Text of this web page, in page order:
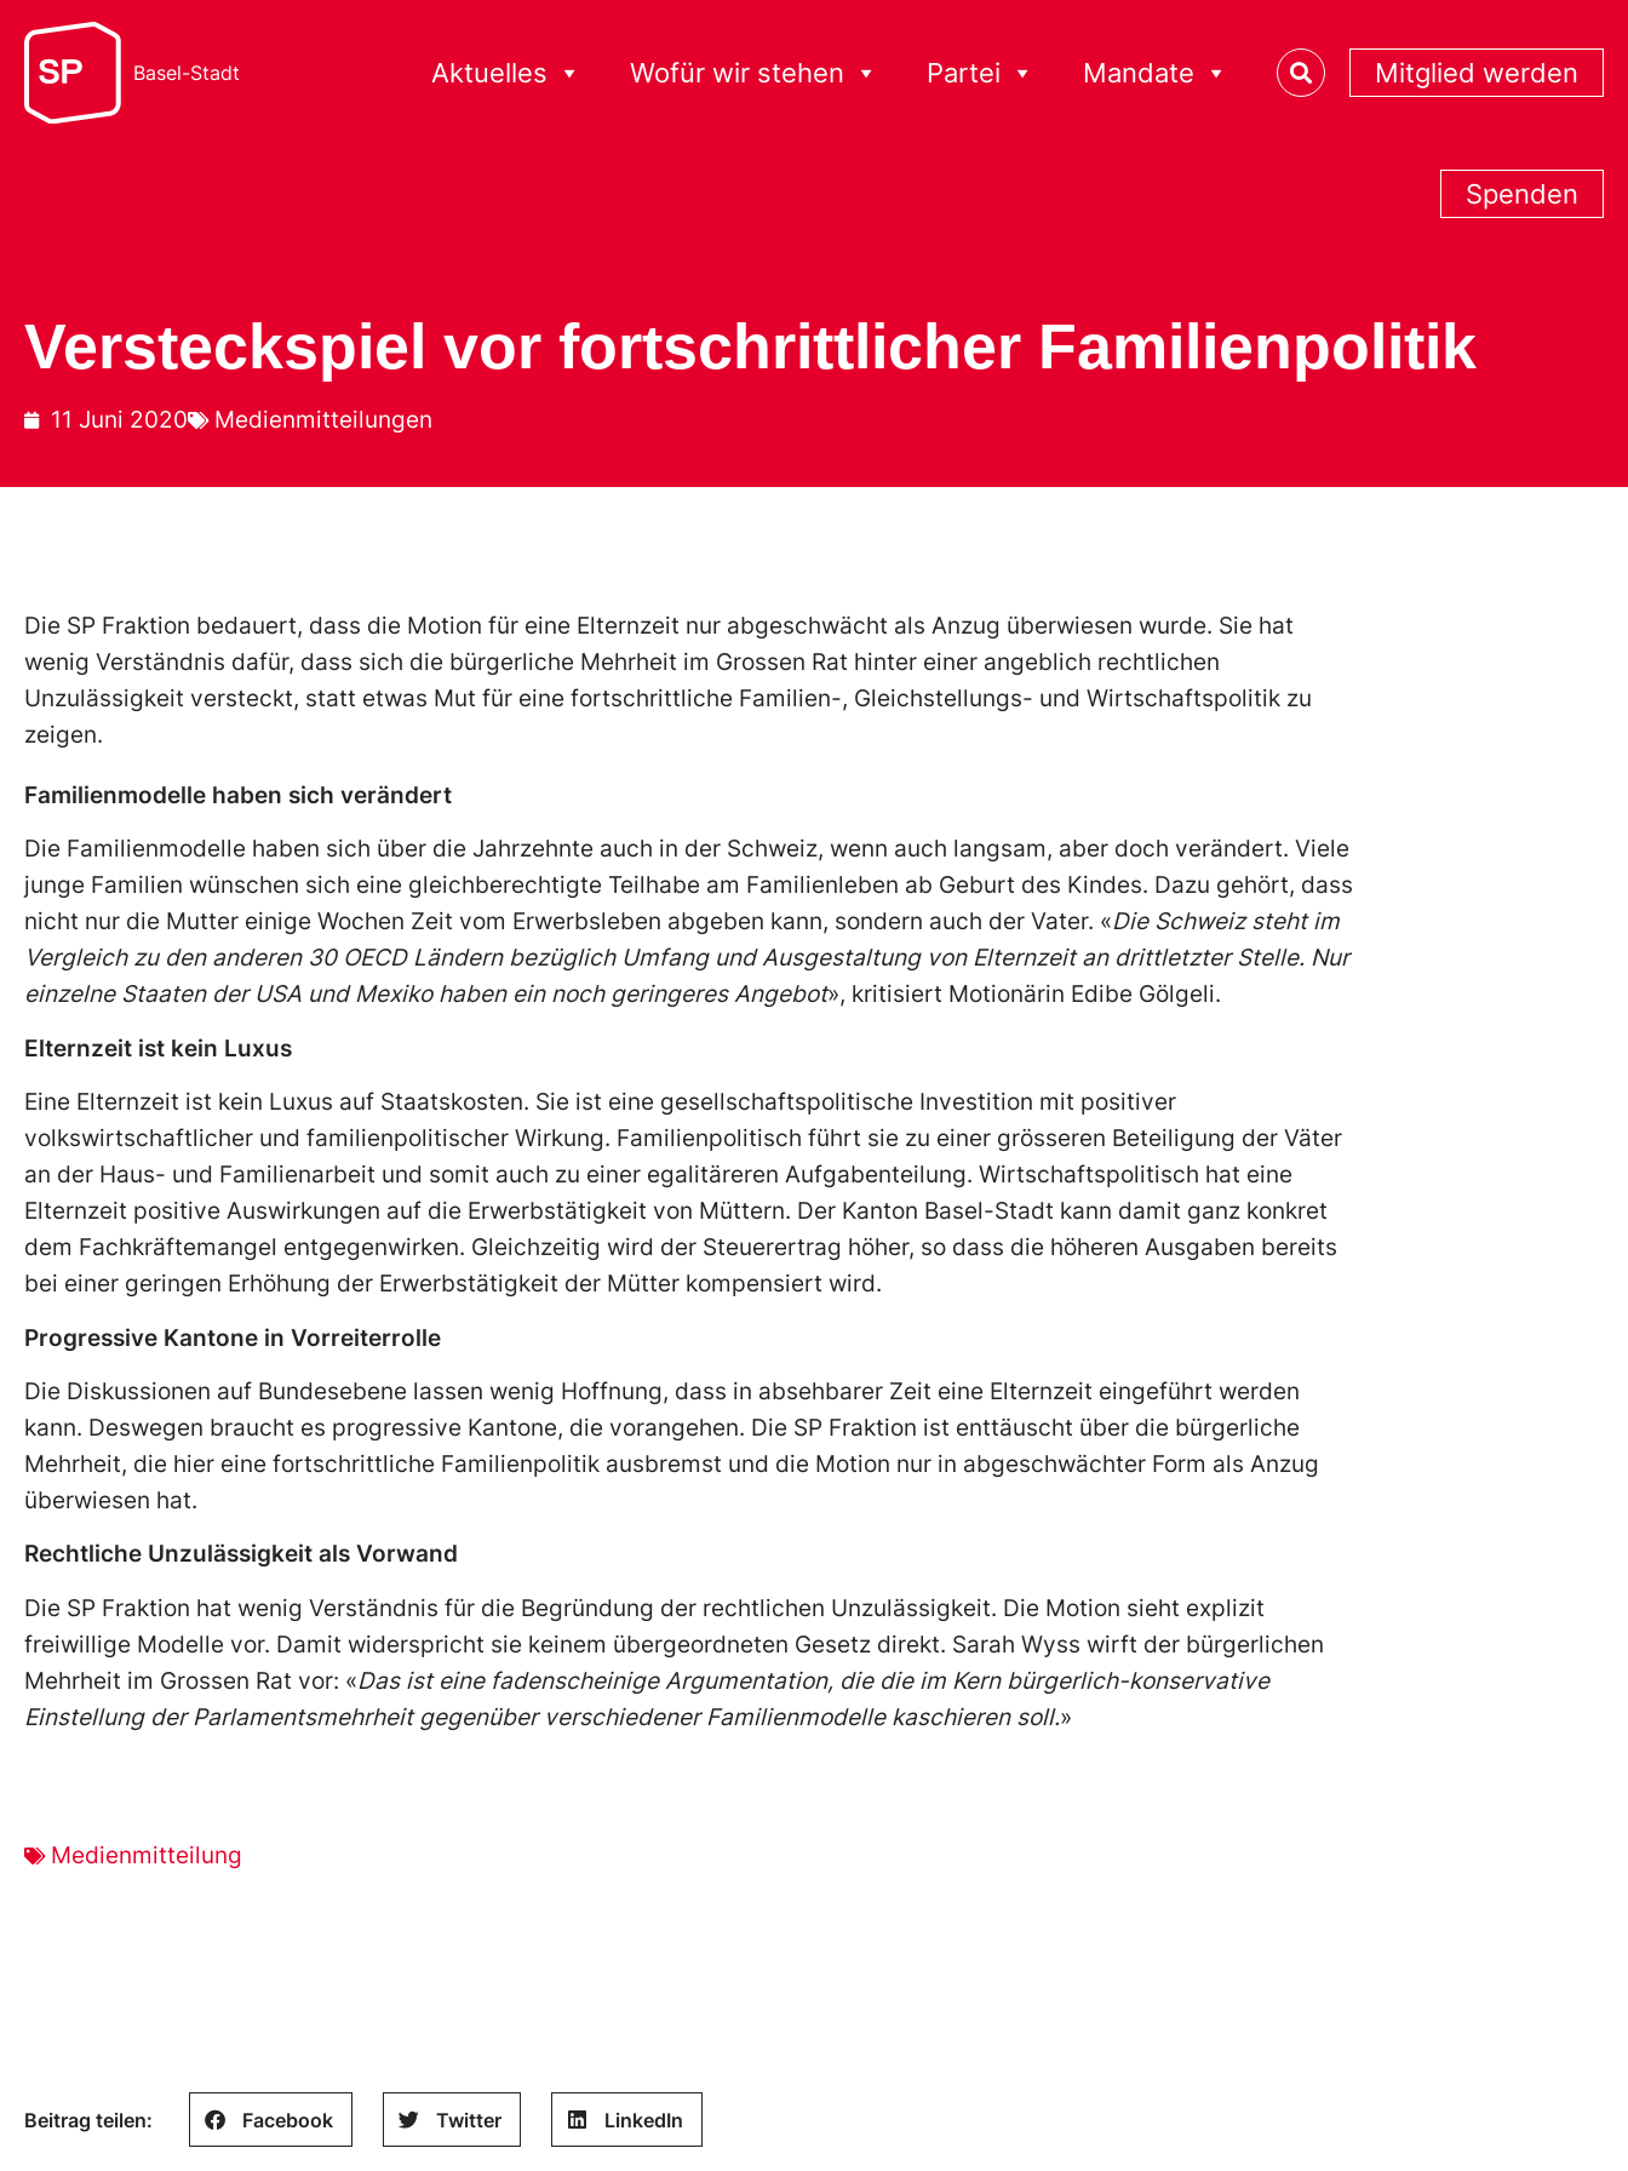
Basel-Stadt Aktuelles Wofür wir stehen Partei Mandate Mitglied werden
Spenden
Versteckspiel vor fortschrittlicher Familienpolitik
11 Juni 2020 Medienmitteilungen
Die SP Fraktion bedauert, dass die Motion für eine Elternzeit nur abgeschwächt als Anzug überwiesen wurde. Sie hat
wenig Verständnis dafür, dass sich die bürgerliche Mehrheit im Grossen Rat hinter einer angeblich rechtlichen
Unzulässigkeit versteckt, statt etwas Mut für eine fortschrittliche Familien-, Gleichstellungs- und Wirtschaftspolitik zu
zeigen.
Familienmodelle haben sich verändert
Die Familienmodelle haben sich über die Jahrzehnte auch in der Schweiz, wenn auch langsam, aber doch verändert. Viele
junge Familien wünschen sich eine gleichberechtigte Teilhabe am Familienleben ab Geburt des Kindes. Dazu gehört, dass
nicht nur die Mutter einige Wochen Zeit vom Erwerbsleben abgeben kann, sondern auch der Vater. «Die Schweiz steht im
Vergleich zu den anderen 30 OECD Ländern bezüglich Umfang und Ausgestaltung von Elternzeit an drittletzter Stelle. Nur
einzelne Staaten der USA und Mexiko haben ein noch geringeres Angebot», kritisiert Motionärin Edibe Gölgeli.
Elternzeit ist kein Luxus
Eine Elternzeit ist kein Luxus auf Staatskosten. Sie ist eine gesellschaftspolitische Investition mit positiver
volkswirtschaftlicher und familienpolitischer Wirkung. Familienpolitisch führt sie zu einer grösseren Beteiligung der Väter
an der Haus- und Familienarbeit und somit auch zu einer egalitäreren Aufgabenteilung. Wirtschaftspolitisch hat eine
Elternzeit positive Auswirkungen auf die Erwerbstätigkeit von Müttern. Der Kanton Basel-Stadt kann damit ganz konkret
dem Fachkräftemangel entgegenwirken. Gleichzeitig wird der Steuerertrag höher, so dass die höheren Ausgaben bereits
bei einer geringen Erhöhung der Erwerbstätigkeit der Mütter kompensiert wird.
Progressive Kantone in Vorreiterrolle
Die Diskussionen auf Bundesebene lassen wenig Hoffnung, dass in absehbarer Zeit eine Elternzeit eingeführt werden
kann. Deswegen braucht es progressive Kantone, die vorangehen. Die SP Fraktion ist enttäuscht über die bürgerliche
Mehrheit, die hier eine fortschrittliche Familienpolitik ausbremst und die Motion nur in abgeschwächter Form als Anzug
überwiesen hat.
Rechtliche Unzulässigkeit als Vorwand
Die SP Fraktion hat wenig Verständnis für die Begründung der rechtlichen Unzulässigkeit. Die Motion sieht explizit
freiwillige Modelle vor. Damit widerspricht sie keinem übergeordneten Gesetz direkt. Sarah Wyss wirft der bürgerlichen
Mehrheit im Grossen Rat vor: «Das ist eine fadenscheinige Argumentation, die die im Kern bürgerlich-konservative
Einstellung der Parlamentsmehrheit gegenüber verschiedener Familienmodelle kaschieren soll.»
Medienmitteilung
Beitrag teilen: Facebook Twitter LinkedIn